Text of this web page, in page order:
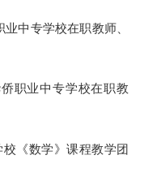
中专学校在职教师、
职业中专学校在职教
《数学》课程教学团